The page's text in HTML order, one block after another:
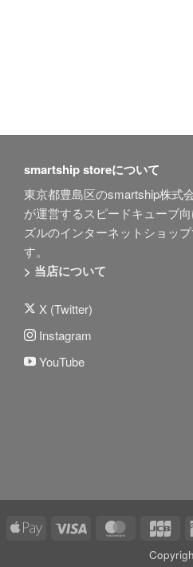
smartship storeについて
東京都豊島区のsmartship株式
が運営するスピードキューブ
ズルのインターネットショッ
す。
> 当店について
X (Twitter)
Instagram
YouTube
Apple
Visa MasterCard